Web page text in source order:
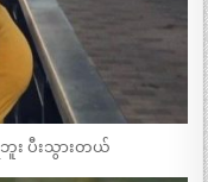
း ပီးသွားတယ်